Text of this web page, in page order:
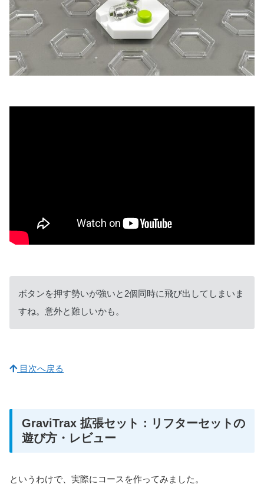
ボタンを押す勢いが強いと2個同時に飛び出してしまいま
すね。意外と難しいかも。
目次へ戻る
GraviTrax 拡張セット：リフターセットの
遊び方・レビュー
というわけで、実際にコースを作ってみました。